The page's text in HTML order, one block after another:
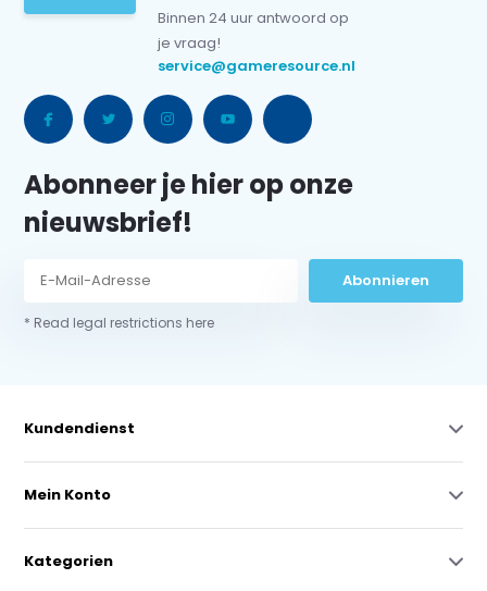
Binnen 24 uur antwoord op
je vraag!
service@gameresource.nl
Abonneer je hier op onze
nieuwsbrief!
Abonnieren
* Read legal restrictions here
Kundendienst
Mein Konto
Kategorien